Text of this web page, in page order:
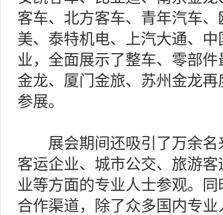
客车、北方客车、青年汽车
美、泰特机电、上汽大通、
业，全面展示了整车、零部
金龙、厦门金旅、苏州金龙
参展。
展会期间还吸引了万余名
客运企业、城市公交、旅游
业等方面的专业人士参观。
合作渠道，除了众多国内专